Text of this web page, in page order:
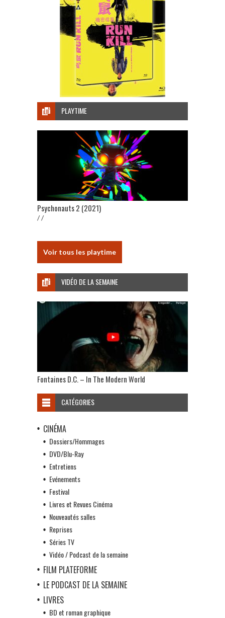
PLAYTIME
Psychonauts 2 (2021)
/ /
Voir tous les playtime
VIDÉO DE LA SEMAINE
Fontaines D.C. – In The Modern World
CATÉGORIES
CINÉMA
Dossiers/Hommages
DVD/Blu-Ray
Entretiens
Evénements
Festival
Livres et Revues Cinéma
Nouveautés salles
Reprises
Séries TV
Vidéo / Podcast de la semaine
FILM PLATEFORME
LE PODCAST DE LA SEMAINE
LIVRES
BD et roman graphique